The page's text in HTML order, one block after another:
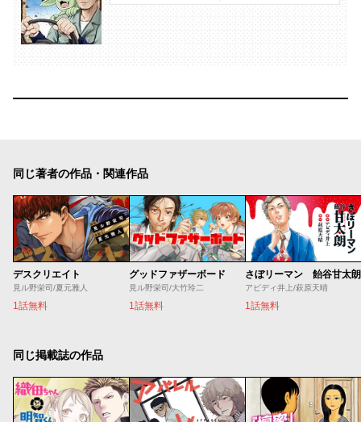
同じ著者の作品・関連作品
デスクリエイト
見ル野栄司/夏元雅人
1話無料
グッドファザーボード
見ル野栄司/大竹玲二
1話無料
さぼリーマン 飴谷甘太朗
アビディ井上/萩原天晴
1話無料
同じ掲載誌の作品